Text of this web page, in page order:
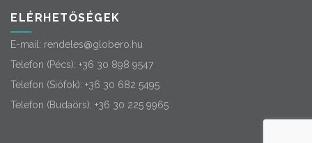
ELÉRHETŐSÉGEK
E-mail: rendeles@globero.hu
Telefon (Pécs): +36 30 898 9547
Telefon (Siófok): +36 30 682 5495
Telefon (Budaörs): +36 30 225 9965